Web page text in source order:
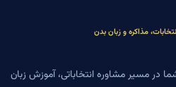
مذاکره و زبان بدن
در مسیر مشاوره انتخاباتی، آموزش زبان